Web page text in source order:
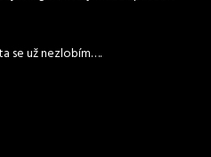
se už nezlobím….